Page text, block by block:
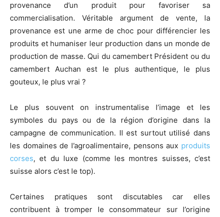
provenance d’un produit pour favoriser sa
commercialisation. Véritable argument de vente, la
provenance est une arme de choc pour différencier les
produits et humaniser leur production dans un monde de
production de masse. Qui du camembert Président ou du
camembert Auchan est le plus authentique, le plus
gouteux, le plus vrai ?
Le plus souvent on instrumentalise l’image et les
symboles du pays ou de la région d’origine dans la
campagne de communication. Il est surtout utilisé dans
les domaines de l’agroalimentaire, pensons aux produits
corses, et du luxe (comme les montres suisses, c’est
suisse alors c’est le top).
Certaines pratiques sont discutables car elles
contribuent à tromper le consommateur sur l’origine